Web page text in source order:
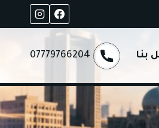
بنا 07779766204